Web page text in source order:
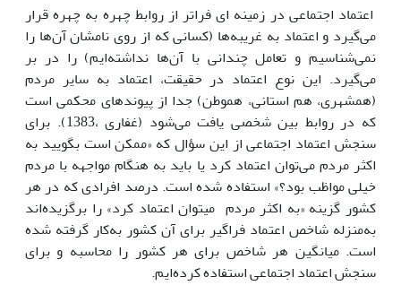
اعتماد اجتماعی در زمینه ای فراتر از روابط چهره به چهره قرار
می‌گیرد و اعتماد به غریبه‌ها (کسانی که از روی نامشان آن‌ها را
نمی‌شناسیم و تعامل چندانی با آن‌ها نداشته‌ایم) را در بر
می‌گیرد. این نوع اعتماد در حقیقت، اعتماد به سایر مردم
(همشهری، هم استانی، هموطن) جدا از پیوندهای محکمی است
که در روابط بین شخصی یافت می‌شود (غفاری ،1383). برای
سنجش اعتماد اجتماعی از این سؤال که «ممکن است بگویید به
اکثر مردم می‌توان اعتماد کرد یا باید به هنگام مواجهه با مردم
خیلی مواظب بود؟» استفاده شده است. درصد افرادی که در هر
کشور گزینه‌ «به اکثر مردم می­توان اعتماد کرد» را برگزیده‌اند
به‌منزله شاخص اعتماد فراگیر برای آن کشور به‌کار گرفته شده
است. میانگین هر شاخص برای هر کشور را محاسبه و برای
سنجش اعتماد اجتماعی استفاده کرده‌ایم.